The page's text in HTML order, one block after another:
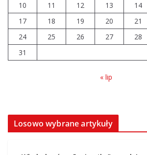
14 sierpnia
będą nieczynne
06.08.2026
10
11 12 13 14
17
18 19 20 21
24
25 26 27 28
31
« lip
Losowo wybrane artykuły